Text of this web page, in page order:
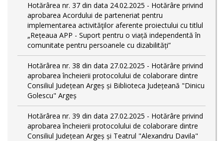
Hotărârea nr. 37 din data 24.02.2025 - Hotărâre privind
aprobarea Acordului de parteneriat pentru
implementarea activităţilor aferente proiectului cu titlul
„Rețeaua APP - Suport pentru o viață independentă în
comunitate pentru persoanele cu dizabilități”
Hotărârea nr. 38 din data 27.02.2025 - Hotărâre privind
aprobarea încheierii protocolului de colaborare dintre
Consiliul Județean Argeș și Biblioteca Județeană "Dinicu
Golescu" Argeș
Hotărârea nr. 39 din data 27.02.2025 - Hotărâre privind
aprobarea încheierii protocolului de colaborare dintre
Consiliul Județean Argeș și Teatrul "Alexandru Davila"